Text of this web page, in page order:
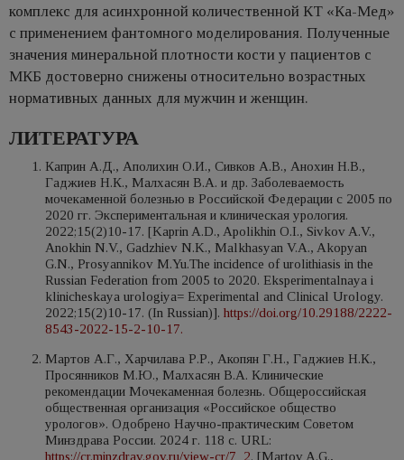
комплекс для асинхронной количественной КТ «Ка-Мед»
с применением фантомного моделирования. Полученные
значения минеральной плотности кости у пациентов с
МКБ достоверно снижены относительно возрастных
нормативных данных для мужчин и женщин.
ЛИТЕРАТУРА
Каприн А.Д., Аполихин О.И., Сивков А.В., Анохин Н.В.,
Гаджиев Н.К., Малхасян В.А. и др. Заболеваемость
мочекаменной болезнью в Российской Федерации с 2005 по
2020 гг. Экспериментальная и клиническая урология.
2022;15(2)10-17. [Kaprin A.D., Apolikhin O.I., Sivkov A.V.,
Anokhin N.V., Gadzhiev N.K., Malkhasyan V.A., Akopyan
G.N., Prosyannikov M.Yu.The incidence of urolithiasis in the
Russian Federation from 2005 to 2020. Eksperimentalnaya i
klinicheskaya urologiya= Experimental and Clinical Urology.
2022;15(2)10-17. (In Russian)]. https://doi.org/10.29188/2222-
8543-2022-15-2-10-17.
Мартов А.Г., Харчилава Р.Р., Акопян Г.Н., Гаджиев Н.К.,
Просянников М.Ю., Малхасян В.А. Клинические
рекомендации Мочекаменная болезнь. Общероссийская
общественная организация «Российское общество
урологов». Одобрено Научно-практическим Советом
Минздрава России. 2024 г. 118 с. URL:
https://cr.minzdrav.gov.ru/view-cr/7_2. [Martov A.G.,